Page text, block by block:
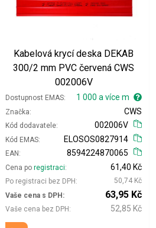
Kabelová krycí deska DEKAB
300/2 mm PVC červená CWS
002006V
Dostupnost EMAS 1 000 a více m
Značka
Kód dodavatele
CWS
002006V
Kód EMAS
EAN
ELOSOS0827914
8594224870065
Cena po registraci
Po registraci bez DPH
61,40 Kč
50,74 Kč
Vaše cena s DPH
Vaše cena bez DPH
63,95 Kč
52,85 Kč